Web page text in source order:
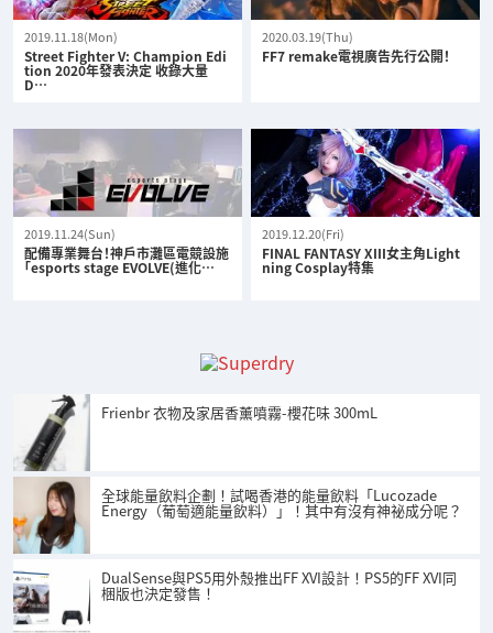
2019.11.18(Mon)
Street Fighter V: Champion Edi
tion 2020年發表決定 收錄大量
D…
2020.03.19(Thu)
FF7 remake電視廣告先行公開！
2019.11.24(Sun)
配備專業舞台！神戶市灘區電競設施
「esports stage EVOLVE(進化…
2019.12.20(Fri)
FINAL FANTASY XIII女主角Light
ning Cosplay特集
Frienbr 衣物及家居香薰噴霧-櫻花味 300mL
全球能量飲料企劃！試喝香港的能量飲料「Lucozade
Energy（葡萄適能量飲料）」！其中有沒有神祕成分呢？
DualSense與PS5用外殼推出FF XVI設計！PS5的FF XVI同
梱版也決定發售！